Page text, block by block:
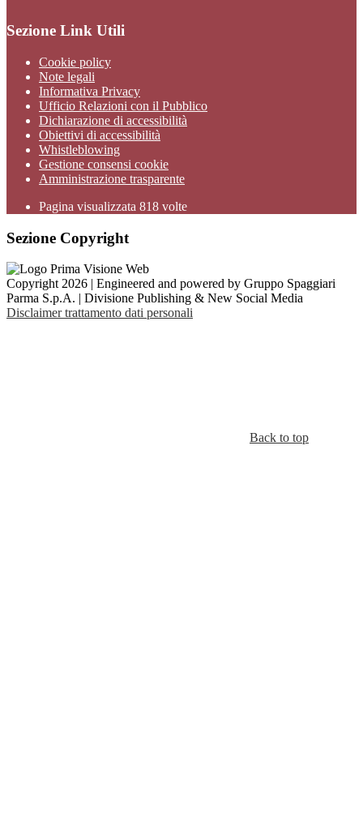
Sezione Link Utili
Cookie policy
Note legali
Informativa Privacy
Ufficio Relazioni con il Pubblico
Dichiarazione di accessibilità
Obiettivi di accessibilità
Whistleblowing
Gestione consensi cookie
Amministrazione trasparente
Pagina visualizzata 818 volte
Sezione Copyright
Copyright 2026 | Engineered and powered by Gruppo Spaggiari
Parma S.p.A. | Divisione Publishing & New Social Media
Disclaimer trattamento dati personali
Back to top